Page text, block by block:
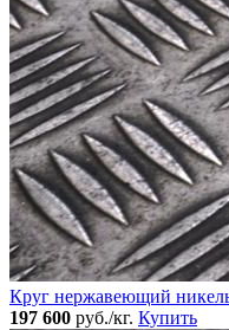
Круг нержавеющий
197 600 руб./кг. Купить